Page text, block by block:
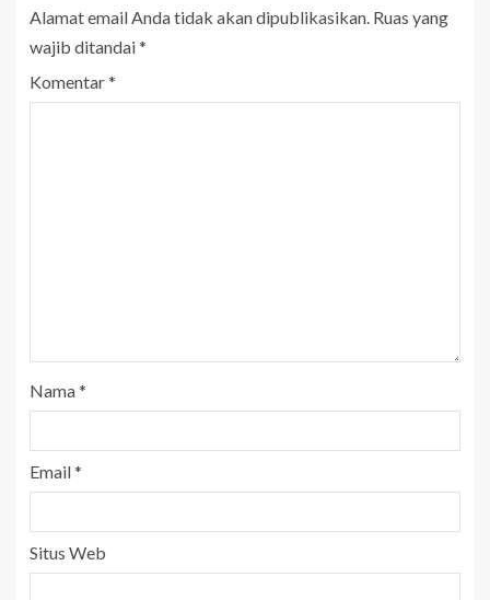
Alamat email Anda tidak akan dipublikasikan. Ruas yang
wajib ditandai*
Komentar*
Nama*
Email*
Situs Web